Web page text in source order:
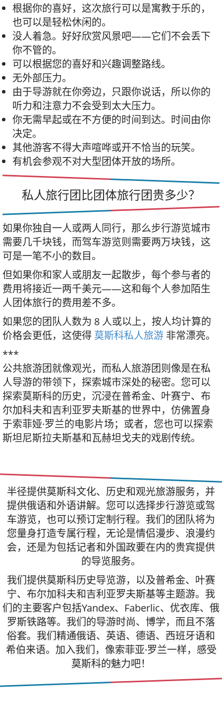
根据你的喜好，这次旅行可以是寓教于乐的，
也可以是轻松休闲的。
没人着急。好好欣赏风景吧——它们不会丢下
你不管的。
可以根据您的喜好和兴趣调整路线。
无外部压力。
由于导游就在你旁边，只跟你说话，所以你的
听力和注意力不会受到太大压力。
你无需早起或在不方便的时间到达。时间由你
决定。
其他游客不得大声喧哗或开不恰当的玩笑。
有机会参观不对大型团体开放的场所。
私人旅行团比团体旅行团贵多少？
如果你独自一人或两人同行，那么步行游览城市
需要几千块钱，而驾车游览则需要两万块钱，这
可是一笔不小的数目。
但如果你和家人或朋友一起散步，每个参与者的
费用将接近一两千美元——这和每个人参加陌生
人团体旅行的费用差不多。
如果您的团队人数为 8 人或以上，按人均计算的
价格会更低，这使得 莫斯科私人旅游 非常漂亮。
***
公共旅游团就像观光，而私人旅游团则像是在私
人导游的带领下，探索城市深处的秘密。您可以
探索莫斯科的历史，沉浸在普希金、叶赛宁、布
尔加科夫和吉利亚罗夫斯基的世界中，仿佛置身
于索菲娅·罗兰的电影片场；或者，您也可以探索
斯坦尼斯拉夫斯基和瓦赫坦戈夫的戏剧传统。
半径提供莫斯科文化、历史和观光旅游服务，并
提供俄语和外语讲解。您可以选择步行游览或驾
车游览，也可以预订定制行程。我们的团队将为
您量身打造专属行程，无论是情侣漫步、浪漫约
会，还是为包括记者和外国政要在内的贵宾提供
的导览服务。
我们提供莫斯科历史导览游，以及普希金、叶赛
宁、布尔加科夫和吉利亚罗夫斯基等主题游。我
们的主要客户包括Yandex、Faberlic、优衣库、俄
罗斯铁路等。我们的导游时尚、博学，而且不落
俗套。我们精通俄语、英语、德语、西班牙语和
希伯来语。加入我们，像索菲亚·罗兰一样，感受
莫斯科的魅力吧！